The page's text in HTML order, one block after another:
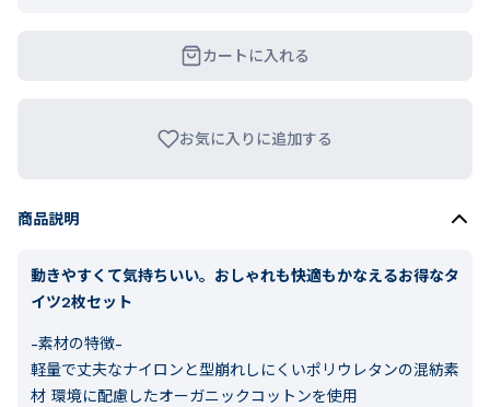
カートに入れる
お気に入りに追加する
商品説明
動きやすくて気持ちいい。おしゃれも快適もかなえるお得なタ
イツ2枚セット
-素材の特徴-
軽量で丈夫なナイロンと型崩れしにくいポリウレタンの混紡素
材 環境に配慮したオーガニックコットンを使用